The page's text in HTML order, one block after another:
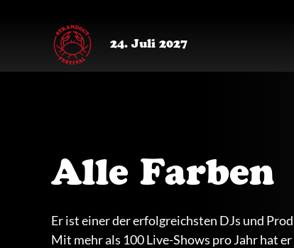
24. Juli 2027
Alle Farben
Er ist einer der erfolgreichsten DJs und
Mit mehr als 100 Live-Shows pro Jahr hat